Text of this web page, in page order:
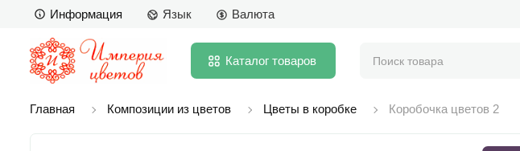
Информация Язык Валюта
Каталог товаров
Главная Композиции из цветов Цветы в коробке Коробочка цветов 2